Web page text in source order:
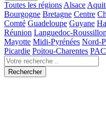
Toutes les régions Alsace
Bourgogne Bretagne Centre
Comté Guadeloupe Guyane
Réunion Languedoc-Roussillon
Mayotte Midi-Pyrénées Nord-
Picardie Poitou-Charentes
Rechercher